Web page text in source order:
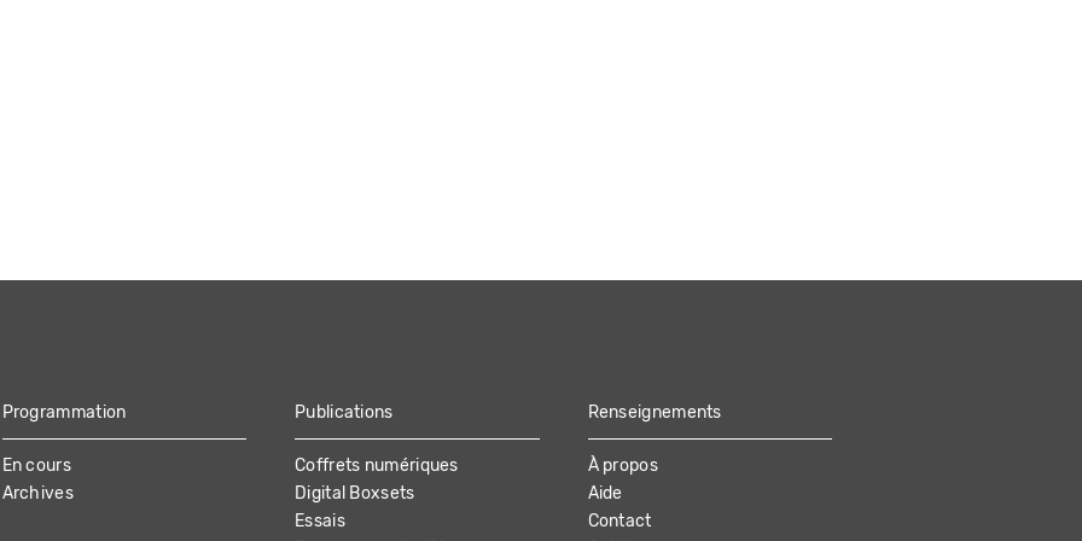
Programmation
En cours
Archives
Publications
Coffrets numériques
Digital Boxsets
Essais
Renseignements
À propos
Aide
Contact